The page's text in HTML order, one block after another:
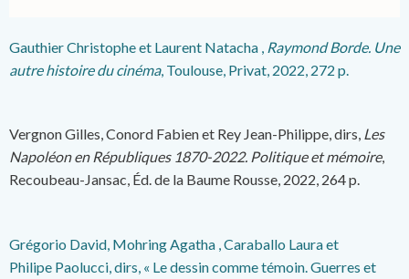
Gauthier Christopheet Laurent Natacha Raymond Borde. Une
autre histoire du cinéma, Toulouse, Privat, 2022, 272 p.
Vergnon Gilles, Conord Fabien et Rey Jean-Philippe, dirs, Les
Napoléon en Républiques 1870-2022. Politique et mémoire,
Recoubeau-Jansac, Éd. de la Baume Rousse, 2022, 264 p.
Grégorio David, Mohring Agatha Caraballo Laura et
Philipe Paolucci, dirs, « Le dessin comme témoin. Guerres et